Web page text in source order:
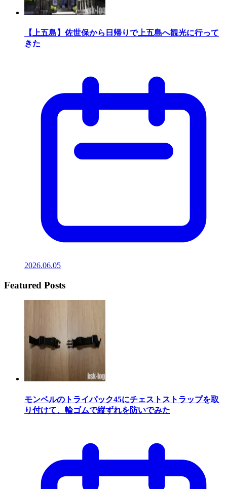
【上五島】佐世保から日帰りで上五島へ観光に行って
きた
2026.06.05
Featured Posts
モンベルのトライパック45にチェストストラップを取
り付けて、輪ゴムで縦ずれを防いでみた